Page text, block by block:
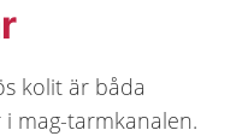
kolit är båda
mag-tarmkanalen.